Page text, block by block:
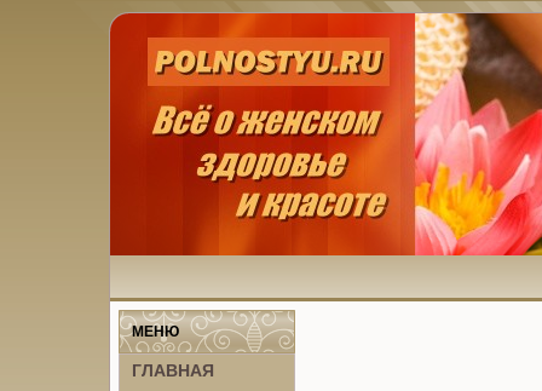
МЕНЮ
ГЛАВНАЯ